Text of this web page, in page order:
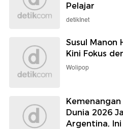
Pelajar
detikInet
Susul Manon
Kini Fokus
Wolipop
Dunia 2026
Argentina,